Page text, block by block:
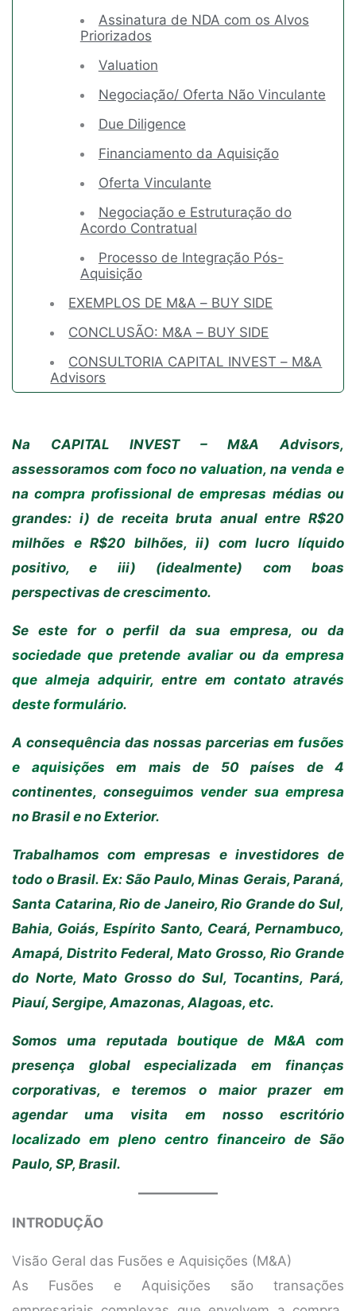
Assinatura de NDA com os Alvos
Priorizados
Valuation
Negociação/ Oferta Não Vinculante
Due Diligence
Financiamento da Aquisição
Oferta Vinculante
Negociação e Estruturação do
Acordo Contratual
Processo de Integração Pós-
Aquisição
EXEMPLOS DE M&A – BUY SIDE
CONCLUSÃO: M&A – BUY SIDE
CONSULTORIA CAPITAL INVEST – M&A
Advisors
Na CAPITAL INVEST – M&A Advisors,
assessoramos com foco no valuation, na venda e
na compra profissional de empresas médias ou
grandes: i) de receita bruta anual entre R$20
milhões e R$20 bilhões, ii) com lucro líquido
positivo, e iii) (idealmente) com boas
perspectivas de crescimento.
Se este for o perfil da sua empresa, ou da
sociedade que pretende avaliarou da empresa
que almeja adquirir, entre em contato através
deste formulário.
A consequência das nossas parcerias em fusões
e aquisições em mais de 50 países de 4
continentes, conseguimos vender sua empresa
no Brasil e no Exterior.
Trabalhamos com empresas e investidores de
todo o Brasil. Ex: São Paulo, Minas Gerais, Paraná,
Santa Catarina, Rio de Janeiro, Rio Grande do Sul,
Bahia, Goiás, Espírito Santo, Ceará, Pernambuco,
Amapá, Distrito Federal, Mato Grosso, Rio Grande
do Norte, Mato Grosso do Sul, Tocantins, Pará,
Piauí, Sergipe, Amazonas, Alagoas, etc.
Somos uma reputada boutique de M&A com
presença global especializada em finanças
corporativas, e teremos o maior prazer em
agendar uma visita em nosso escritório
localizado em pleno centro financeiro de São
Paulo, SP, Brasil.
INTRODUÇÃO
Visão Geral das Fusões e Aquisições (M&A)
As Fusões e Aquisições são transações